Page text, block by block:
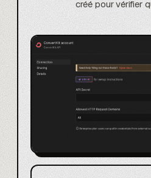
créé pour vérifier